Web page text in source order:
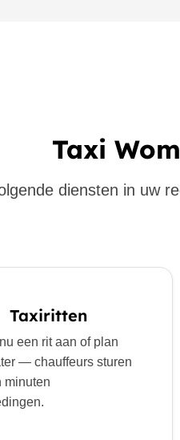
Taxi
diensten in uw
Taxiritten
een rit aan of plan
— chauffeurs sturen
minuten